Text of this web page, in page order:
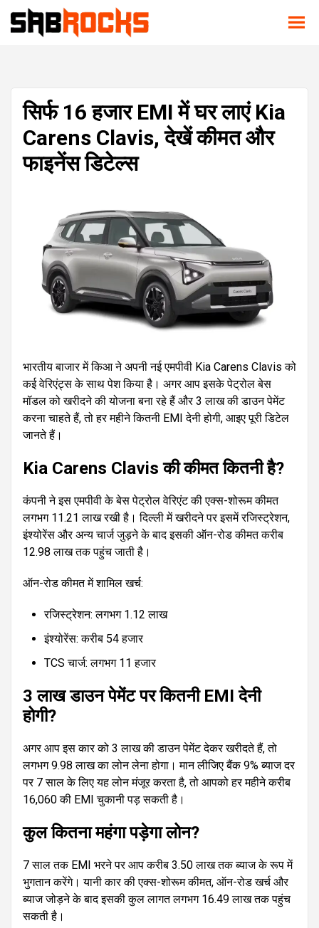
सिर्फ ₹16 हजार EMI में घर लाएं Kia
Carens Clavis, देखें कीमत और
फाइनेंस डिटेल्स
भारतीय बाजार में किआ ने अपनी नई एमपीवी Kia Carens Clavis को
कई वेरिएंट्स के साथ पेश किया है। अगर आप इसके पेट्रोल बेस
मॉडल को खरीदने की योजना बना रहे हैं और ₹3 लाख की डाउन पेमेंट
करना चाहते हैं, तो हर महीने कितनी EMI देनी होगी, आइए पूरी डिटेल
जानते हैं।
Kia Carens Clavis की कीमत कितनी है?
कंपनी ने इस एमपीवी के बेस पेट्रोल वेरिएंट की एक्स-शोरूम कीमत
लगभग ₹11.21 लाख रखी है। दिल्ली में खरीदने पर इसमें रजिस्ट्रेशन,
इंश्योरेंस और अन्य चार्ज जुड़ने के बाद इसकी ऑन-रोड कीमत करीब
₹12.98 लाख तक पहुंच जाती है।
ऑन-रोड कीमत में शामिल खर्च:
रजिस्ट्रेशन: लगभग ₹1.12 लाख
इंश्योरेंस: करीब ₹54 हजार
TCS चार्ज: लगभग ₹11 हजार
₹3 लाख डाउन पेमेंट पर कितनी EMI देनी
होगी?
अगर आप इस कार को ₹3 लाख की डाउन पेमेंट देकर खरीदते हैं, तो
लगभग ₹9.98 लाख का लोन लेना होगा। मान लीजिए बैंक 9% ब्याज दर
पर 7 साल के लिए यह लोन मंजूर करता है, तो आपको हर महीने करीब
₹16,060 की EMI चुकानी पड़ सकती है।
कुल कितना महंगा पड़ेगा लोन?
7 साल तक EMI भरने पर आप करीब ₹3.50 लाख तक ब्याज के रूप में
भुगतान करेंगे। यानी कार की एक्स-शोरूम कीमत, ऑन-रोड खर्च और
ब्याज जोड़ने के बाद इसकी कुल लागत लगभग ₹16.49 लाख तक पहुंच
सकती है।